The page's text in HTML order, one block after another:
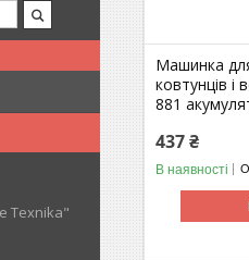
Texnika"
Машинка
ковтунців і
881
437 ₴
В наявності